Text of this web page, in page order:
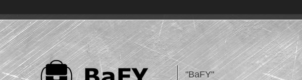
"BaFY"